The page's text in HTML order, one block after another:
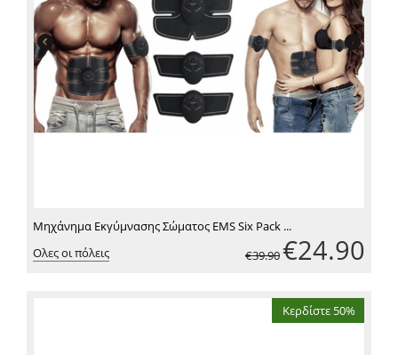
Μηχάνημα Εκγύμνασης Σώματος EMS Six Pack ...
Ολες οι πόλεις
€39.90 €24.90
Κερδίστε 50%